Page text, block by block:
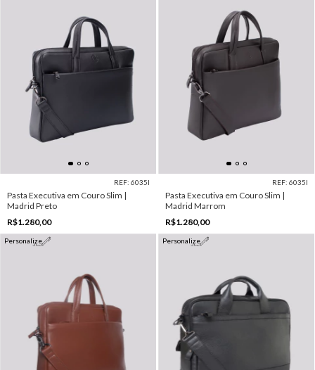
REF: 6035I
Pasta Executiva em Couro Slim |
Madrid Preto
R$1.280,00
REF: 6035I
Pasta Executiva em Couro Slim |
Madrid Marrom
R$1.280,00
Personalize Personalize